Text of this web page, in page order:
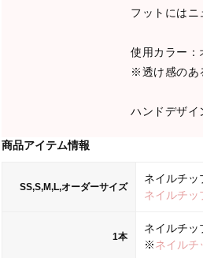
フットにはニ
使用カラー：
※透け感のあ
ハンドデザイ
商品アイテム情報
SS,S,M,L,オーダーサイズ
ネイルチッ
ネイルチッ
1本
ネイルチッ
※ネイルチ